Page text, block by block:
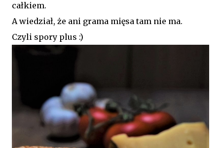
całkiem.
A wiedział, że ani grama mięsa tam nie ma.
Czyli spory plus :)